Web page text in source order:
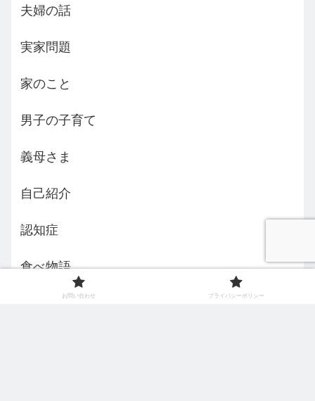
夫婦の話
実家問題
家のこと
男子の子育て
義母さま
自己紹介
認知症
食べ物語
お問い合わせ プライバシーポリシー